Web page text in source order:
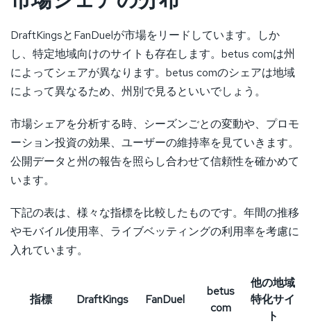
DraftKingsとFanDuelが市場をリードしています。しか
し、特定地域向けのサイトも存在します。betus comは州
によってシェアが異なります。betus comのシェアは地域
によって異なるため、州別で見るといいでしょう。
市場シェアを分析する時、シーズンごとの変動や、プロモ
ーション投資の効果、ユーザーの維持率を見ていきます。
公開データと州の報告を照らし合わせて信頼性を確かめて
います。
下記の表は、様々な指標を比較したものです。年間の推移
やモバイル使用率、ライブベッティングの利用率を考慮に
入れています。
指標 DraftKings FanDuel
betus
com
他の地域
特化サイ
ト